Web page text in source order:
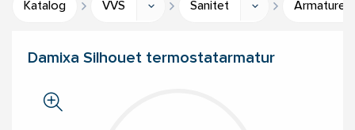
Katalog VVS Sanitet Armaturer
Damixa Silhouet termostatarmatur